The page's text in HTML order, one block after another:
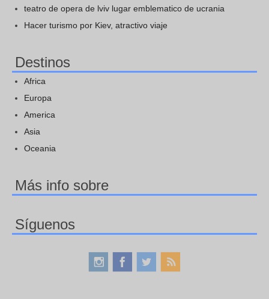
teatro de opera de lviv lugar emblematico de ucrania
Hacer turismo por Kiev, atractivo viaje
Destinos
Africa
Europa
America
Asia
Oceania
Más info sobre
Síguenos